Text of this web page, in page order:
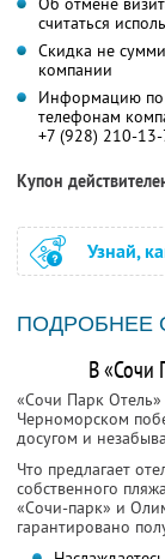
считаться
Скидка не
компании
Информацию по
телефонам
+7 (928) 210-13-
Купон
Узнай,
ПОДРОБНЕЕ
В «Сочи
«Сочи Парк
Черноморском
досугом и
Что предлагает
собственного
«Сочи-парк» и
гарантировано